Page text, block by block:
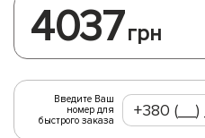
4037 грн
Введите Ваш
номер для
быстрого заказа